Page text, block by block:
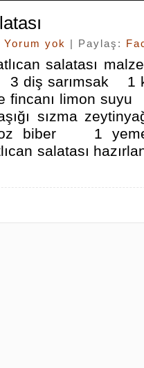
Yorum yok | Paylaş:
salatası
diş sarımsak 1
fincanı limon
sızma
toz biber 1 yemek
salatası